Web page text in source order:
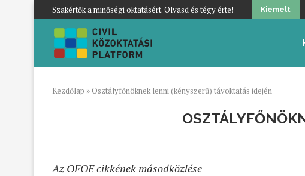
Szakértők a minőségi oktatásért. Olvasd és tégy érte! Kiemelt
Kezdőlap » Osztályfőnöknek lenni (kényszerű) távoktatás idején
Az OFOE cikkének másodközlése